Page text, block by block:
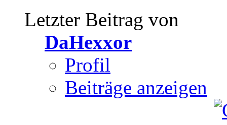
Letzter Beitrag von
DaHexxor
Profil
Beiträge anzeigen